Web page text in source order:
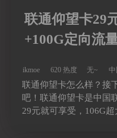
联通仰望卡29
+100G定向流
ikmoe 620 热度 无~ 中
联通仰望卡怎么样？接
吧！联通仰望卡是中国
29元就可享受，106G